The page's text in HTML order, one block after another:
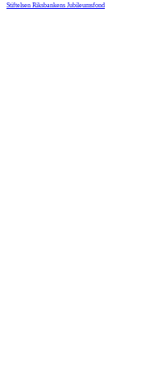
Stiftelsen Riksbankens Jubileumsfond